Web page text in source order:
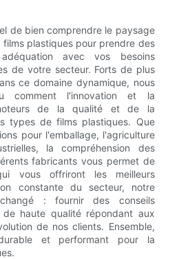
de bien comprendre le paysage
plastiques pour prendre des
avec vos besoins
de votre secteur. Forts de plus
ce domaine dynamique, nous
comment l'innovation et la
de la qualité et de la
types de films plastiques. Que
pour l'emballage, l'agriculture
la compréhension des
fabricants vous permet de
vous offriront les meilleurs
constante du secteur, notre
: fournir des conseils
haute qualité répondant aux
de nos clients. Ensemble,
et performant pour la